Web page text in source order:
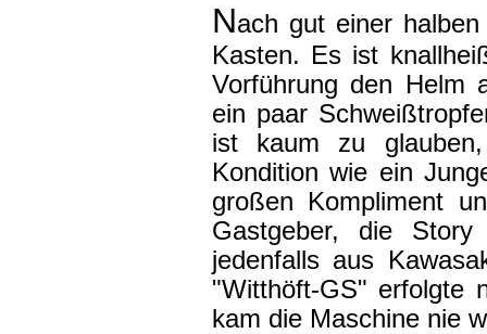
Nach gut einer
Kasten. Es ist
Vorführung den Helm
ein paar
ist kaum zu
Kondition wie ein
großen Kompliment
Gastgeber, die
jedenfalls aus
"Witthöft-GS" erfolgte
kam die Maschine nie